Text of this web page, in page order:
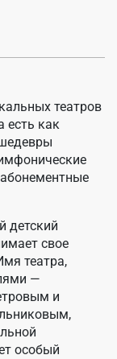
театров
есть как
детский
свое
театра,
—
и
особый